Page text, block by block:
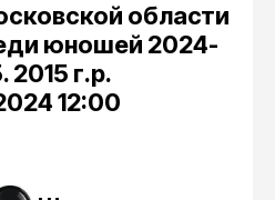
области
юношей 2024-
2015 г.р.
12:00